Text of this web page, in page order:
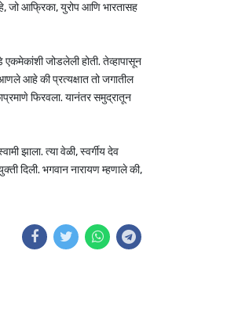
जो आफ्रिका, युरोप आणि भारतासह
जोडलेली होती. तेव्हापासून
आहे की प्रत्यक्षात तो जगातील
फिरवला. यानंतर समुद्रातून
झाला. त्या वेळी, स्वर्गीय देव
दिली. भगवान नारायण म्हणाले की,